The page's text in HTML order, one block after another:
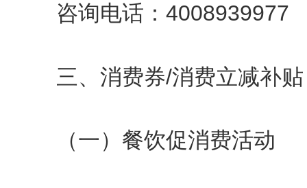
咨询电话：4008939977
三、消费券/消费立减补贴
（一）餐饮促消费活动